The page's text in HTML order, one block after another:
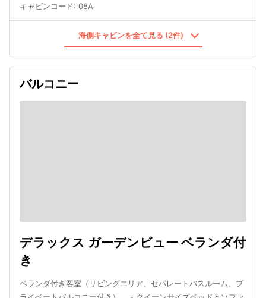
キャビンコード: 08A
海側キャビンを全て見る (2件)
バルコニー
デラックス ガーデンビュー ベランダ付
き
ベランダ付き客室（リビングエリア、セパレートバスルーム、プ